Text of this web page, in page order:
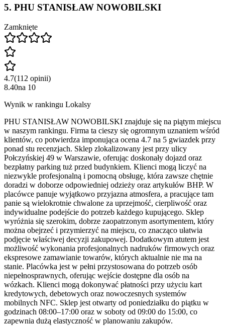
5. PHU STANISŁAW NOWOBILSKI
Zamknięte
4.7(112 opinii)
8.40na 10
Wynik w rankingu Lokalsy
PHU STANISŁAW NOWOBILSKI znajduje się na piątym miejscu
w naszym rankingu. Firma ta cieszy się ogromnym uznaniem wśród
klientów, co potwierdza imponująca ocena 4.7 na 5 gwiazdek przy
ponad stu recenzjach. Sklep zlokalizowany jest przy ulicy
Połczyńskiej 49 w Warszawie, oferując doskonały dojazd oraz
bezpłatny parking tuż przed budynkiem. Klienci mogą liczyć na
niezwykle profesjonalną i pomocną obsługę, która zawsze chętnie
doradzi w doborze odpowiedniej odzieży oraz artykułów BHP. W
placówce panuje wyjątkowo przyjazna atmosfera, a pracujące tam
panie są wielokrotnie chwalone za uprzejmość, cierpliwość oraz
indywidualne podejście do potrzeb każdego kupującego. Sklep
wyróżnia się szerokim, dobrze zaopatrzonym asortymentem, który
można obejrzeć i przymierzyć na miejscu, co znacząco ułatwia
podjęcie właściwej decyzji zakupowej. Dodatkowym atutem jest
możliwość wykonania profesjonalnych nadruków firmowych oraz
ekspresowe zamawianie towarów, których aktualnie nie ma na
stanie. Placówka jest w pełni przystosowana do potrzeb osób
niepełnosprawnych, oferując wejście dostępne dla osób na
wózkach. Klienci mogą dokonywać płatności przy użyciu kart
kredytowych, debetowych oraz nowoczesnych systemów
mobilnych NFC. Sklep jest otwarty od poniedziałku do piątku w
godzinach 08:00–17:00 oraz w soboty od 09:00 do 15:00, co
zapewnia dużą elastyczność w planowaniu zakupów.